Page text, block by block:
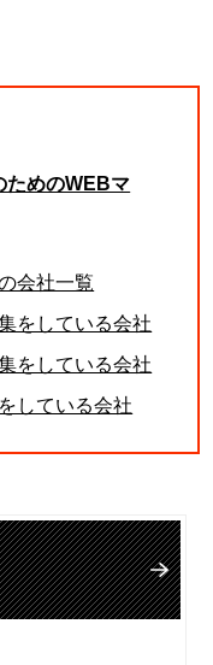
ためのWEBマ
会社一覧
をしている会社
をしている会社
している会社